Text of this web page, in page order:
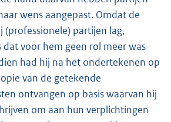
wens aangepast. Omdat de
(professionele) partijen lag,
voor hem geen rol meer was
had hij na het ondertekenen op
van de getekende
ontvangen op basis waarvan hij
om aan hun verplichtingen